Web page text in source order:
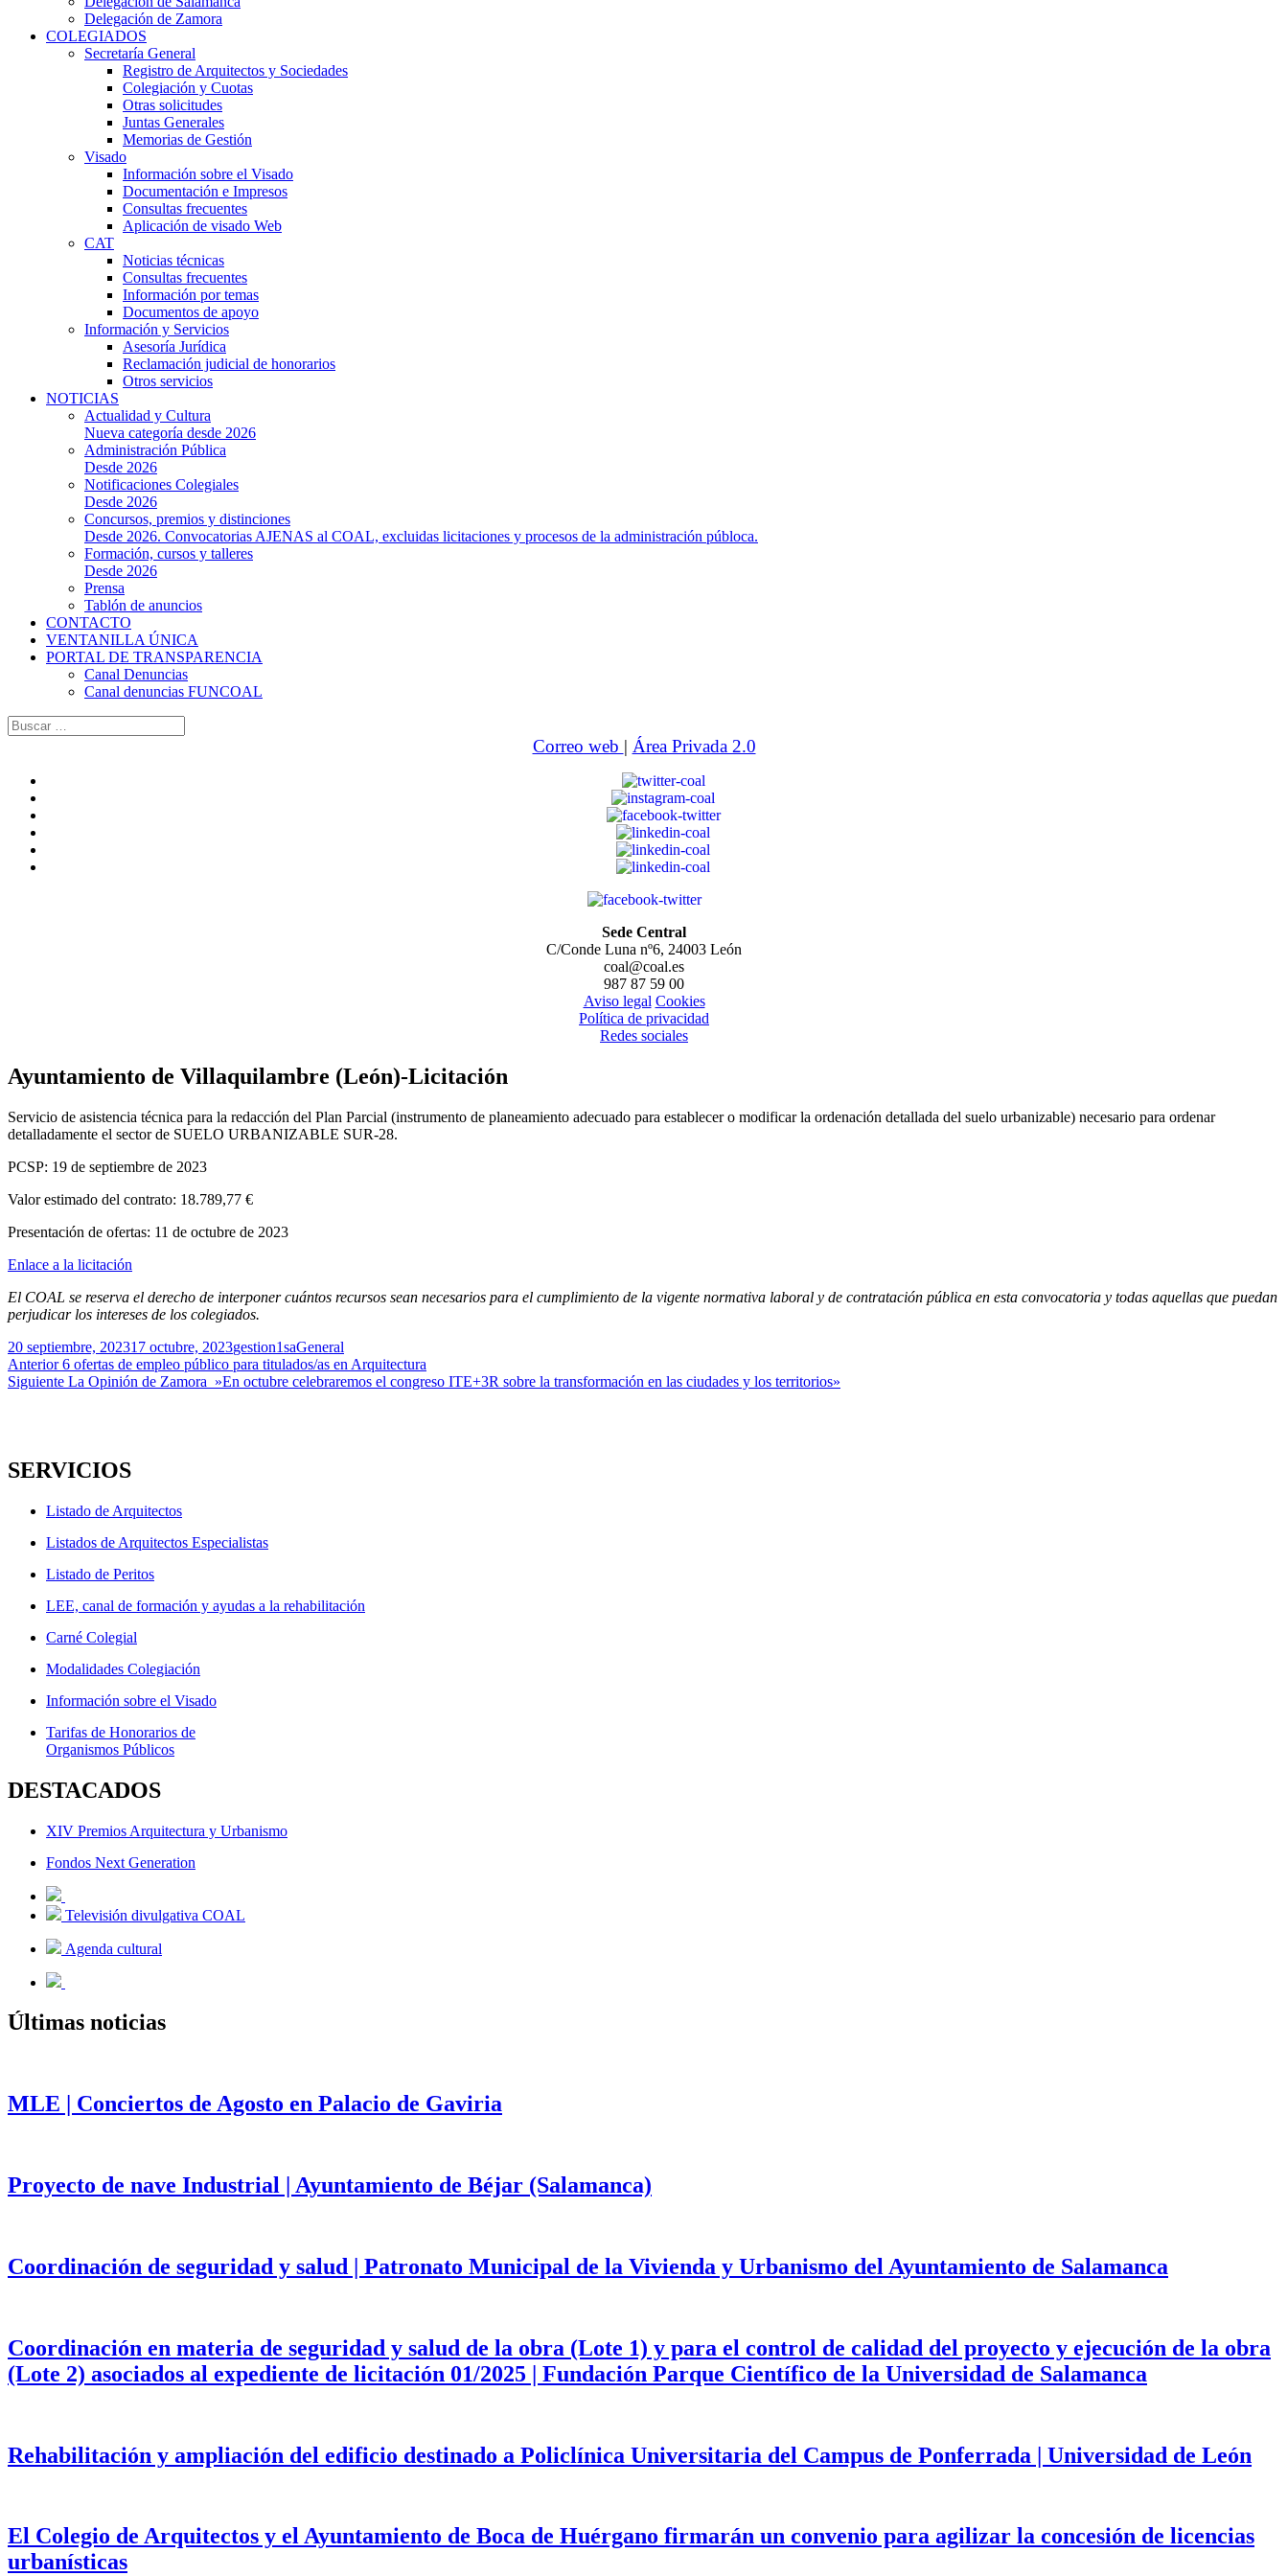
Delegación de Zamora
COLEGIADOS
Secretaría General
Registro de Arquitectos y Sociedades
Colegiación y Cuotas
Otras solicitudes
Juntas Generales
Memorias de Gestión
Visado
Información sobre el Visado
Documentación e Impresos
Consultas frecuentes
Aplicación de visado Web
CAT
Noticias técnicas
Consultas frecuentes
Información por temas
Documentos de apoyo
Información y Servicios
Asesoría Jurídica
Reclamación judicial de honorarios
Otros servicios
NOTICIAS
Actualidad y Cultura
Nueva categoría desde 2026
Administración Pública
Desde 2026
Notificaciones Colegiales
Desde 2026
Concursos, premios y distinciones
Desde 2026. Convocatorias AJENAS al COAL, excluidas licitaciones y procesos de la administración públoca.
Formación, cursos y talleres
Desde 2026
Prensa
Tablón de anuncios
CONTACTO
VENTANILLA ÚNICA
PORTAL DE TRANSPARENCIA
Canal Denuncias
Canal denuncias FUNCOAL
Buscar:
Correo web | Área Privada 2.0
Sede Central
C/Conde Luna nº6, 24003 León
coal@coal.es
987 87 59 00
Aviso legal Cookies
Política de privacidad
Redes sociales
Ayuntamiento de Villaquilambre (León)-Licitación
Servicio de asistencia técnica para la redacción del Plan Parcial (instrumento de planeamiento adecuado para establecer o modificar la ordenación detallada del suelo urbanizable) necesario para ordenar
detalladamente el sector de SUELO URBANIZABLE SUR-28.
PCSP: 19 de septiembre de 2023
Valor estimado del contrato: 18.789,77 €
Presentación de ofertas: 11 de octubre de 2023
Enlace a la licitación
El COAL se reserva el derecho de interponer cuántos recursos sean necesarios para el cumplimiento de la vigente normativa laboral y de contratación pública en esta convocatoria y todas aquellas que puedan
perjudicar los intereses de los colegiados.
Publicado
el
20 septiembre, 202317 octubre, 2023Autor
gestion1saCategorías
General
Navegación
de
Anterior Entrada
anterior:
6 ofertas de empleo público para titulados/as en Arquitectura
Siguiente Entrada
La Opinión de Zamora_»En octubre celebraremos el congreso ITE+3R sobre la transformación en las ciudades y los territorios»
SERVICIOS
Listado de Arquitectos
Listados de Arquitectos Especialistas
Listado de Peritos
LEE, canal de formación y ayudas a la rehabilitación
Carné Colegial
Modalidades Colegiación
Información sobre el Visado
Tarifas de Honorarios de
Organismos Públicos
DESTACADOS
XIV Premios Arquitectura y Urbanismo
Fondos Next Generation
Televisión divulgativa COAL
Agenda cultural
Últimas noticias
MLE | Conciertos de Agosto en Palacio de Gaviria
Proyecto de nave Industrial | Ayuntamiento de Béjar (Salamanca)
Coordinación de seguridad y salud | Patronato Municipal de la Vivienda y Urbanismo del Ayuntamiento de Salamanca
Coordinación en materia de seguridad y salud de la obra (Lote 1) y para el control de calidad del proyecto y ejecución de la obra
(Lote 2) asociados al expediente de licitación 01/2025 | Fundación Parque Científico de la Universidad de Salamanca
Rehabilitación y ampliación del edificio destinado a Policlínica Universitaria del Campus de Ponferrada | Universidad de León
El Colegio de Arquitectos y el Ayuntamiento de Boca de Huérgano firmarán un convenio para agilizar la concesión de licencias
urbanísticas